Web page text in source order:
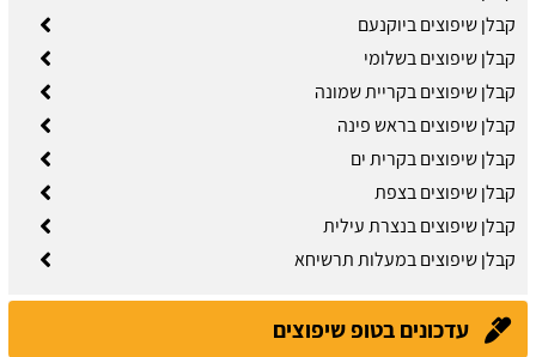
קבלן שיפוצים ביוקנעם
קבלן שיפוצים בשלומי
קבלן שיפוצים בקריית שמונה
קבלן שיפוצים בראש פינה
קבלן שיפוצים בקרית ים
קבלן שיפוצים בצפת
קבלן שיפוצים בנצרת עילית
קבלן שיפוצים במעלות תרשיחא
עדכונים בטופ שיפוצים